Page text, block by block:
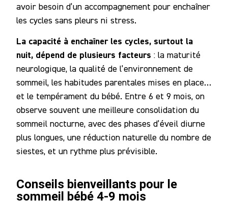
avoir besoin d’un accompagnement pour enchaîner
les cycles sans pleurs ni stress.
La capacité à enchaîner les cycles, surtout la
nuit, dépend de plusieurs facteurs : la maturité
neurologique, la qualité de l’environnement de
sommeil, les habitudes parentales mises en place…
et le tempérament du bébé. Entre 6 et 9 mois, on
observe souvent une meilleure consolidation du
sommeil nocturne, avec des phases d’éveil diurne
plus longues, une réduction naturelle du nombre de
siestes, et un rythme plus prévisible.
Conseils bienveillants pour le
sommeil bébé 4-9 mois